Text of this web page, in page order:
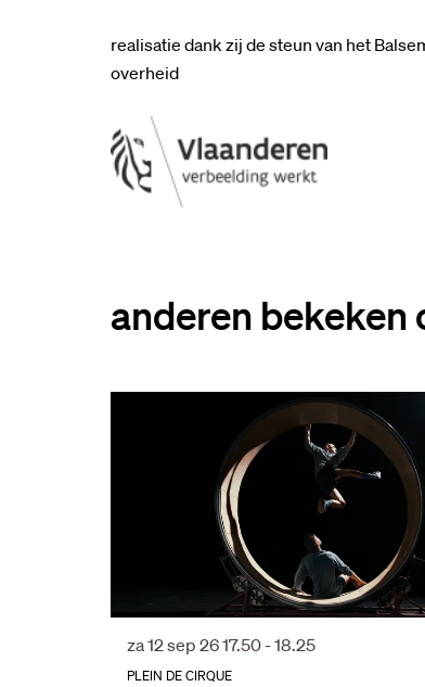
realisatie dank zij de steun van het
overheid
anderen bekeken
PLEIN DE CIRQUE
za 12 sep 2617.50 - 18.25